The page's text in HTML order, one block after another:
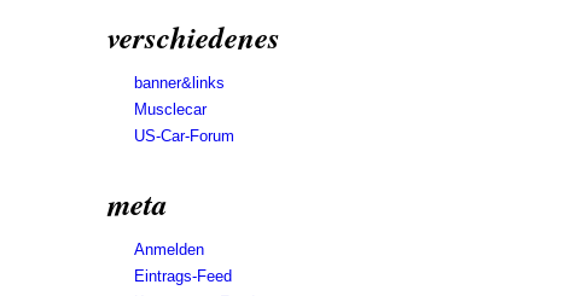
verschiedenes
banner&links
Musclecar
US-Car-Forum
meta
Anmelden
Eintrags-Feed